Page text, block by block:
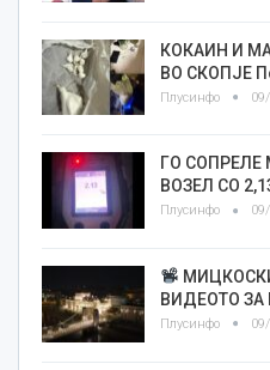
КОКАИН И
ВО СКОПЈЕ
Плусинфо
ГО
ВОЗЕЛ СО
Плусинфо
ВИДЕОТО
Плусинфо